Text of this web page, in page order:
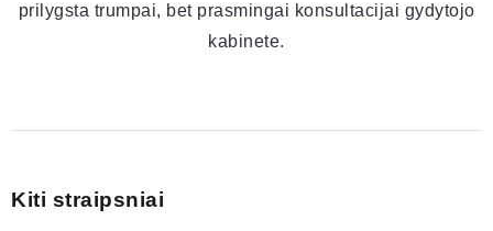
prilygsta trumpai, bet prasmingai konsultacijai gydytojo
kabinete.
Kiti straipsniai